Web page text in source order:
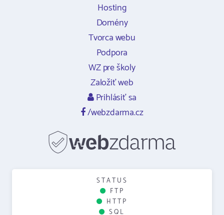
Hosting
Domény
Tvorca webu
Podpora
WZ pre školy
Založiť web
Prihlásiť sa
/webzdarma.cz
STATUS
FTP
HTTP
SQL